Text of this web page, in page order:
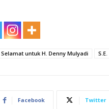
Selamat untuk H. Denny Mulyadi S.E.
Facebook Twitter